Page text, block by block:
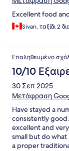
Excellent food
Sivan, ταξίδι 2
Επαληθευμένο
10/10
30 Σεπ 2025
Μετάφραση
Have stayed a
consistently
excellent and
small but do what
a proper